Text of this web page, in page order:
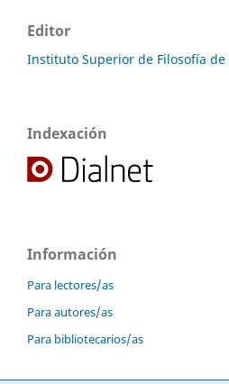
Editor
Instituto Superior de Filosofía de
Indexación
Información
Para lectores/as
Para autores/as
Para bibliotecarios/as